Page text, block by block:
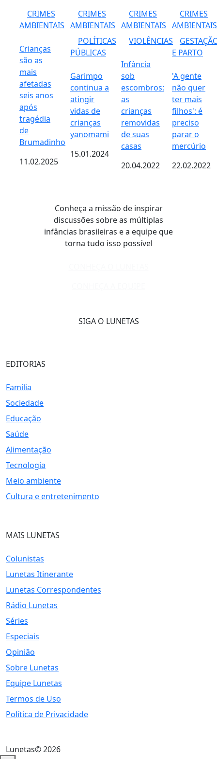
CRIMES
AMBIENTAIS
Crianças
são as
mais
afetadas
seis anos
após
tragédia
de
Brumadinho
11.02.2025
CRIMES
AMBIENTAIS
POLÍTICAS
PÚBLICAS
Garimpo
continua a
atingir
vidas de
crianças
yanomami
15.01.2024
CRIMES
AMBIENTAIS
VIOLÊNCIAS
Infância
sob
escombros:
as
crianças
removidas
de suas
casas
20.04.2022
CRIMES
AMBIENTAIS
E PARTO
'A gente
não quer
ter mais
filhos': é
preciso
parar o
mercúrio
22.02.2022
Conheça a missão de inspirar
discussões sobre as múltiplas
infâncias brasileiras e a equipe que
torna tudo isso possível
SIGA O LUNETAS
EDITORIAS
Família
Sociedade
Educação
Saúde
Alimentação
Tecnologia
Meio ambiente
Cultura e entretenimento
MAIS LUNETAS
Colunistas
Lunetas Itinerante
Lunetas Correspondentes
Rádio Lunetas
Séries
Especiais
Opinião
Sobre Lunetas
Equipe Lunetas
Termos de Uso
Política de Privacidade
Lunetas© 2026